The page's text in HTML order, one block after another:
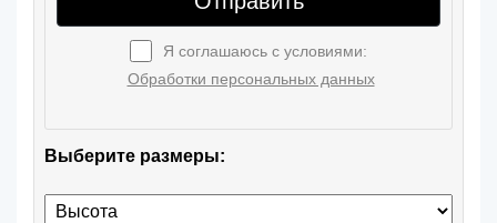
Я соглашаюсь с условиями:
Обработки персональных данных
Выберите размеры: